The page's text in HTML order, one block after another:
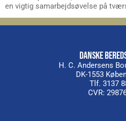
en vigtig samarbejdsøvelse på
DANSKE
H. C. Andersens
DK-1553
Tlf. 3137
CVR: